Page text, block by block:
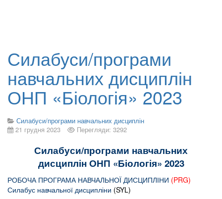
Силабуси/програми
навчальних дисциплін
ОНП «Біологія» 2023
Силабуси/програми навчальних дисциплін
21 грудня 2023
Перегляди: 3292
Силабуси/програми навчальних
дисциплін ОНП «Біологія» 2023
РОБОЧА ПРОГРАМА НАВЧАЛЬНОЇ ДИСЦИПЛІНИ (PRG)
Силабус навчальної дисципліни (SYL)